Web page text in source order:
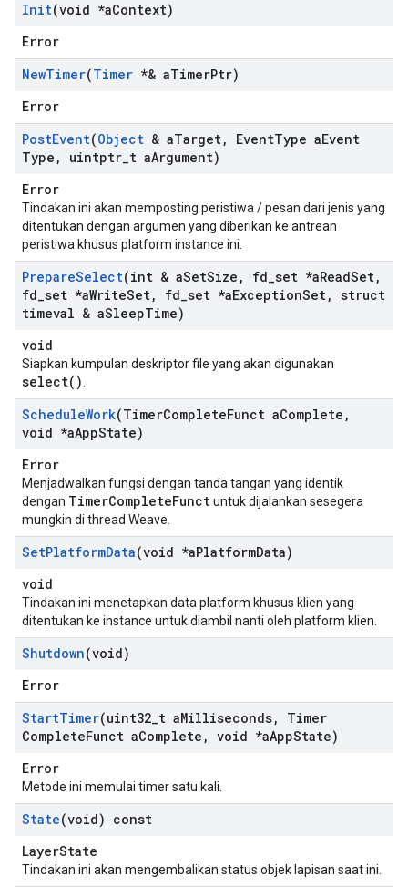
Init(void *aContext)
Error
NewTimer(Timer *& aTimerPtr)
Error
PostEvent(Object & aTarget, EventType aEvent
Type , uintptr t aArgument)
Error
Tindakan ini akan memposting peristiwa / pesan dari jenis yang
ditentukan dengan argumen yang diberikan ke antrean
peristiwa khusus platform instance ini.
PrepareSelect(int & aSetSize , fd set *aReadSet,
fd set *aWriteSet, fd set *aExceptionSet, struct
timeval & aSleepTime)
void
Siapkan kumpulan deskriptor file yang akan digunakan
select()
ScheduleWork(TimerCompleteFunct aComplete ,
void *aAppState)
Error
Menjadwalkan fungsi dengan tanda tangan yang identik
dengan TimerCompleteFunctuntuk dijalankan sesegera
mungkin di thread Weave.
SetPlatformData(void *aPlatformData)
void
Tindakan ini menetapkan data platform khusus klien yang
ditentukan ke instance untuk diambil nanti oleh platform klien.
Shutdown(void)
Error
StartTimer(uint32 t aMilliseconds,
Timer
CompleteFunct aComplete , void *aAppState)
Error
Metode ini memulai timer satu kali.
State(void) const
LayerState
Tindakan ini akan mengembalikan status objek lapisan saat ini.